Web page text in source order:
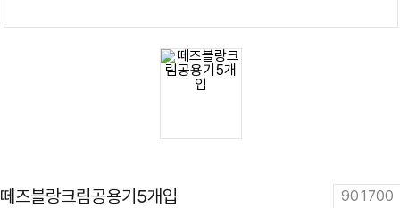
떼즈블랑크림공용기5개입 901700